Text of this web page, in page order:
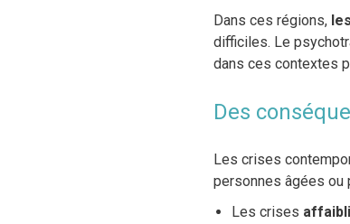
Dans ces régions,
difficiles. Le
dans ces contextes
Des
Les crises
personnes âgées ou
Les crises